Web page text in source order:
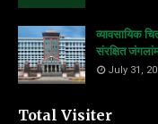
व्यावसायिक
संरक्षित
July 31,
Total Visiter